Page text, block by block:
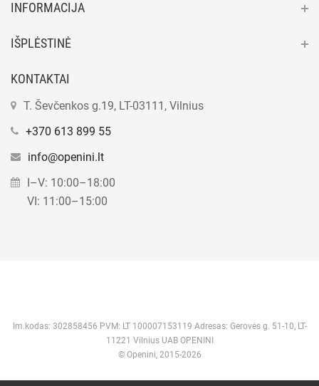
INFORMACIJA
IŠPLĖSTINĖ
KONTAKTAI
T. Ševčenkos g.19, LT-03111, Vilnius
+370 613 899 55
info@openini.lt
I–V: 10:00–18:00
VI: 11:00–15:00
Im.kodas: 302858456 PVM: LT 100007153119 Adresas: Gerovės g. 51-10, LT-
11221 Vilnius UAB OPENINI
© Openini, 2015-2026